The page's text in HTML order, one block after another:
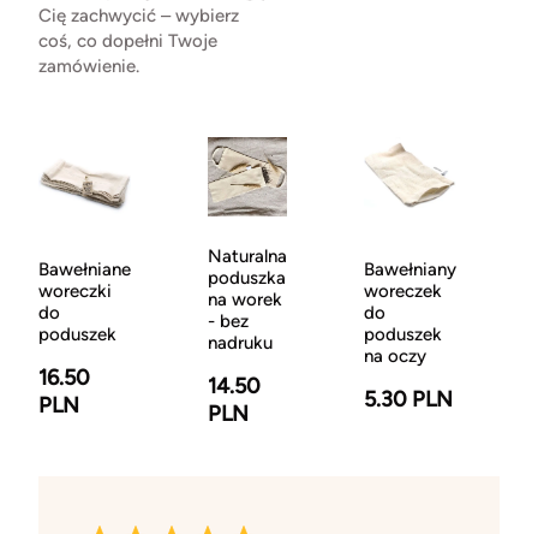
Cię zachwycić – wybierz
coś, co dopełni Twoje
zamówienie.
Bawełniane
woreczki
do
poduszek
16.50
PLN
Naturalna
poduszka
na worek
- bez
nadruku
14.50
PLN
Bawełniany
woreczek
do
poduszek
na oczy
5.30 PLN